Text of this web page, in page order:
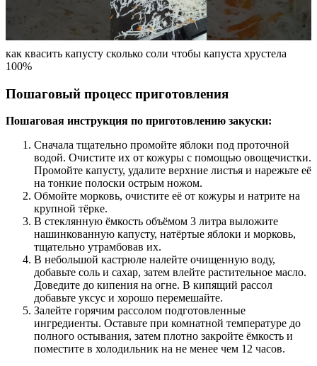
как квасить капусту сколько соли чтобы капуста хрустела
100%
Пошаговый процесс приготовления
Пошаговая инструкция по приготовлению закуски:
Сначала тщательно промойте яблоки под проточной
водой. Очистите их от кожуры с помощью овощечистки.
Промойте капусту, удалите верхние листья и нарежьте её
на тонкие полоски острым ножом.
Обмойте морковь, очистите её от кожуры и натрите на
крупной тёрке.
В стеклянную ёмкость объёмом 3 литра выложите
нашинкованную капусту, натёртые яблоки и морковь,
тщательно утрамбовав их.
В небольшой кастрюле налейте очищенную воду,
добавьте соль и сахар, затем влейте растительное масло.
Доведите до кипения на огне. В кипящий рассол
добавьте уксус и хорошо перемешайте.
Залейте горячим рассолом подготовленные
ингредиенты. Оставьте при комнатной температуре до
полного остывания, затем плотно закройте ёмкость и
поместите в холодильник на не менее чем 12 часов.